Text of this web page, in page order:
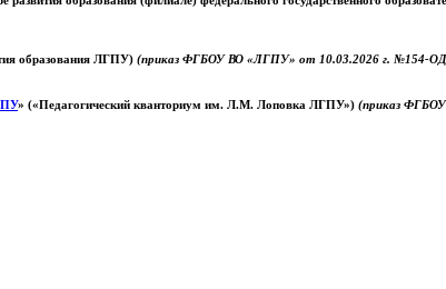
образования ЛГПУ) (приказ ФГБОУ ВО «ЛГПУ» от 10.03.2026 г. №154-
» («Педагогический кванториум им. Л.М. Лоповка ЛГПУ») (приказ